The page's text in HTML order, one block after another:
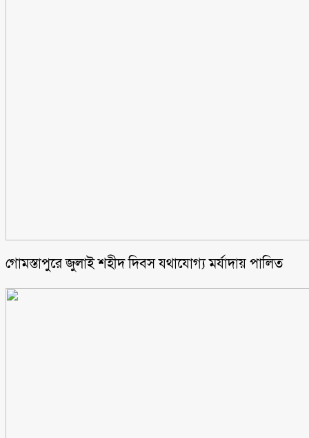
গোমস্তাপুরে জুলাই শহীদ দিবস যথাযোগ্য মর্যাদায় পালিত